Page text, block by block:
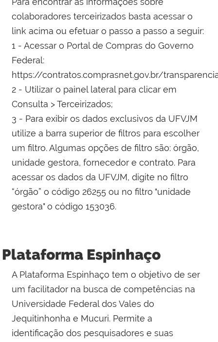
colaboradores terceirizados basta acessar o
link acima ou efetuar o passo a passo a seguir:
1 - Acessar o Portal de Compras do Governo
Federal:
https://contratos.comprasnet.gov.br/
2 - Utilizar o painel lateral para clicar em
Consulta > Terceirizados;
3 - Para exibir os dados exclusivos da UFVJM
utilize a barra superior de filtros para escolher
um filtro. Algumas opções de filtro são: órgão,
unidade gestora, fornecedor e contrato. Para
acessar os dados da UFVJM, digite no filtro
“órgão” o código 26255 ou no filtro "unidade
gestora" o código 153036.
Plataforma Espinhaço
A Plataforma Espinhaço tem o objetivo de ser
um facilitador na busca de competências na
Universidade Federal dos Vales do
Jequitinhonha e Mucuri. Permite a
identificação dos pesquisadores e suas